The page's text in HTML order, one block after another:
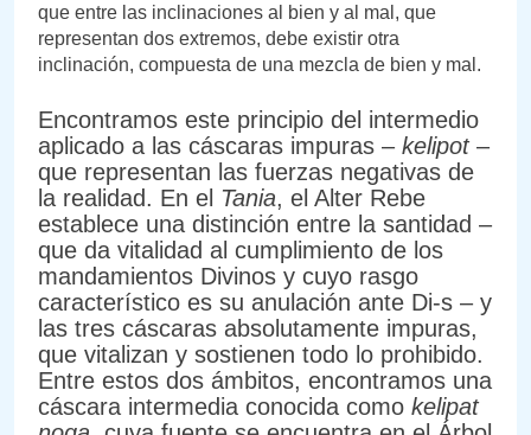
que entre las inclinaciones al bien y al mal, que
representan dos extremos, debe existir otra
inclinación, compuesta de una mezcla de bien y mal.
Encontramos este principio del intermedio
aplicado a las cáscaras impuras – kelipot–
que representan las fuerzas negativas de
la realidad. En el Tania, el Alter Rebe
establece una distinción entre la santidad –
que da vitalidad al cumplimiento de los
mandamientos Divinos y cuyo rasgo
característico es su anulación ante Di-s – y
las tres cáscaras absolutamente impuras,
que vitalizan y sostienen todo lo prohibido.
Entre estos dos ámbitos, encontramos una
cáscara intermedia conocida como kelipat